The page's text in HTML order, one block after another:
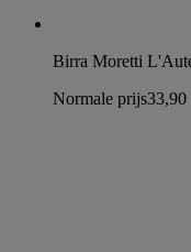
Birra Moretti
Normale prijs33,90